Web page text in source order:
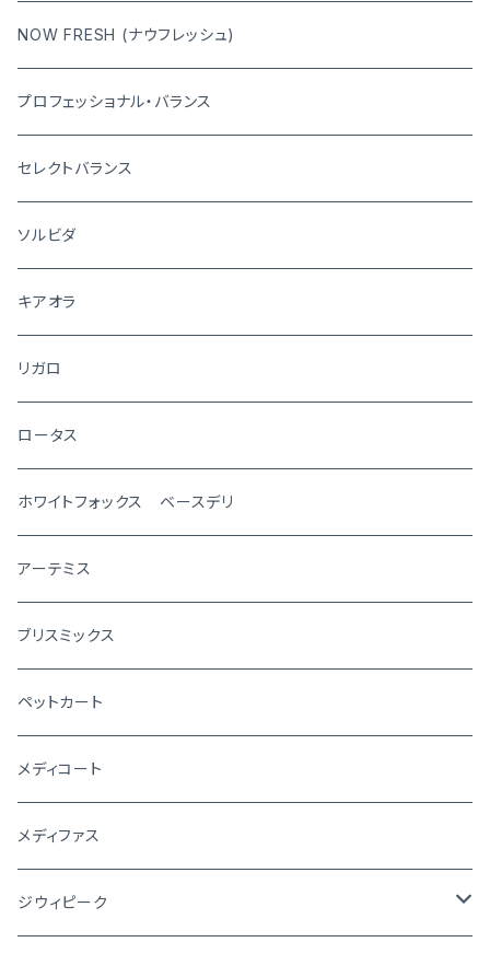
NOW FRESH (ナウフレッシュ)
プロフェッショナル・バランス
セレクトバランス
ソルビダ
キアオラ
リガロ
ロータス
ホワイトフォックス ベースデリ
アーテミス
ブリスミックス
ペットカート
メディコート
メディファス
ジウィピーク